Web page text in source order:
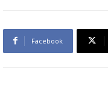
Facebook